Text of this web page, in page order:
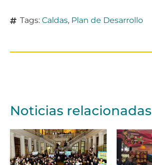
Tags: Caldas, Plan de Desarrollo
Noticias relacionadas